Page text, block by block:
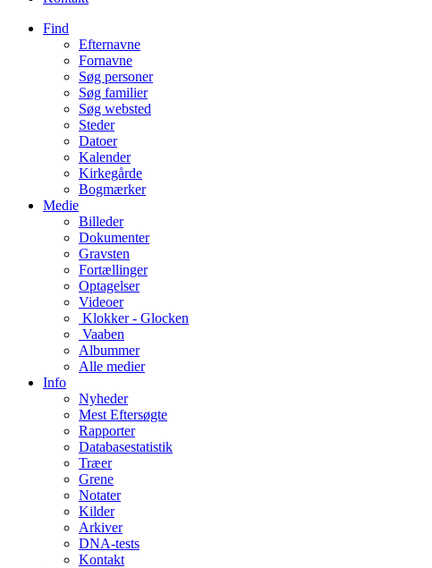
Find
Efternavne
Fornavne
Søg personer
Søg familier
Søg websted
Steder
Datoer
Kalender
Kirkegårde
Bogmærker
Medie
Billeder
Dokumenter
Gravsten
Fortællinger
Optagelser
Videoer
Klokker - Glocken
Vaaben
Albummer
Alle medier
Info
Nyheder
Mest Eftersøgte
Rapporter
Databasestatistik
Træer
Grene
Notater
Kilder
Arkiver
DNA-tests
Kontakt